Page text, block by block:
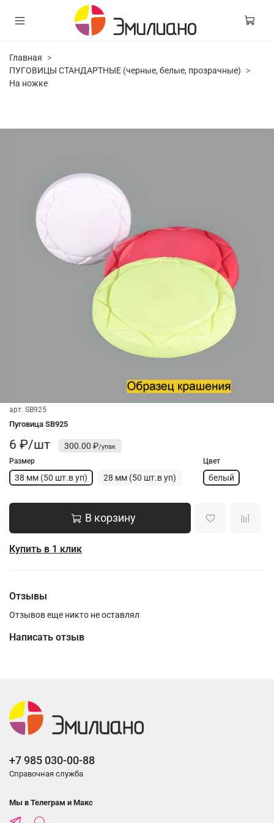
Главная
ПУГОВИЦЫ СТАНДАРТНЫЕ (черные, белые, прозрачные)
На ножке
арт. SB925
Пуговица SB925
6 ₽/шт 300.00 ₽
Размер
38 мм (50 шт.в уп) 28 мм (50 шт.в уп)
Цвет
белый
В корзину
Купить в 1 клик
Отзывы
Отзывов еще никто не оставлял
Написать отзыв
+7 985 030-00-88
Справочная служба
Мы в Телеграм и Макс